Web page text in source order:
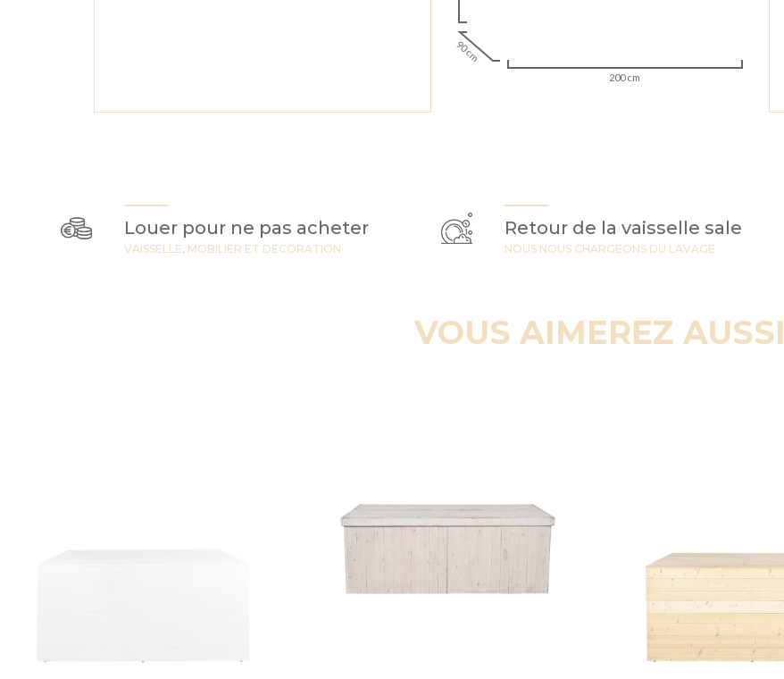
90 cm
200 cm
Louer pour ne pas acheter
VAISSELLE, MOBILIER ET DECORATION
Retour de la vaisselle sale
NOUS NOUS CHARGEONS DU LAVAGE
VOUS AIMEREZ AUSSI